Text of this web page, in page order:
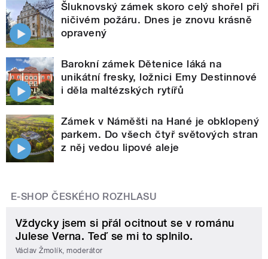
Šluknovský zámek skoro celý shořel při
ničivém požáru. Dnes je znovu krásně
opravený
Barokní zámek Dětenice láká na
unikátní fresky, ložnici Emy Destinnové
i děla maltézských rytířů
Zámek v Náměšti na Hané je obklopený
parkem. Do všech čtyř světových stran
z něj vedou lipové aleje
E-SHOP ČESKÉHO ROZHLASU
Vždycky jsem si přál ocitnout se v románu
Julese Verna. Teď se mi to splnilo.
Václav Žmolík, moderátor